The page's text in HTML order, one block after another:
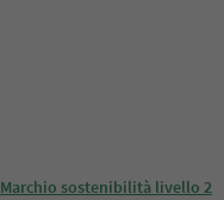
Marchio sostenibilità livello 2